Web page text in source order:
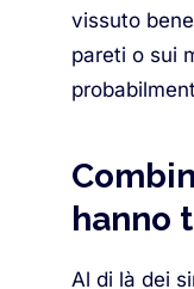
vissuto
pareti o sui
hanno
Al di là dei